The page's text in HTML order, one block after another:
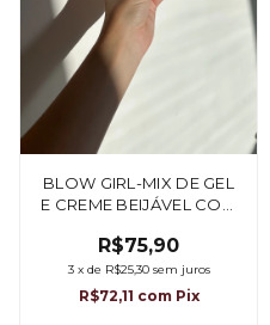
BLOW GIRL-MIX DE GEL
E CREME BEIJÁVEL COM
MORANGO COM
CREME.
R$75,90
3 x de R$25,30 sem juros
R$72,11 com Pix